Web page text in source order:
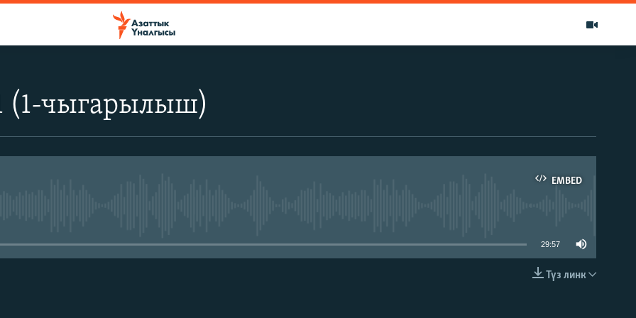
(1-чыгарылыш)
EMBED
EMBED
29:57
Түз линк